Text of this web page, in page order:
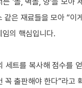
같은 재료들을 모아 “
의 핵심입니다.
세트를 복사해 점수를
꼭 출판해야 한다”라고